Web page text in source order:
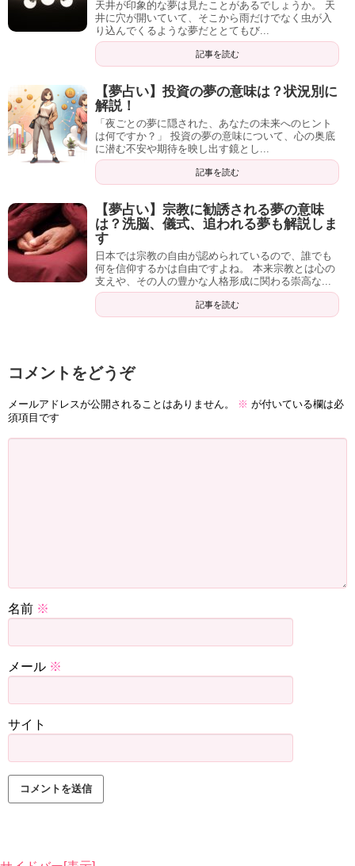
天井が印象的な夢は見たことがあるでしょうか。 天
井に穴が開いていて、そこから雨だけでなく虫が入
り込んでくるような夢だととてもび...
記事を読む
【夢占い】投資の夢の意味は？状況別に
解説！
「夜ごとの夢に隠された、あなたの未来へのヒント
は何ですか？」 投資の夢の意味について、心の奥底
に潜む不安や期待を映し出す鏡とし...
記事を読む
【夢占い】宗教に勧誘される夢の意味
は？洗脳、儀式、追われる夢も解説しま
す
日本では宗教の自由が認められているので、誰でも
何を信仰するかは自由ですよね。 本来宗教とは心の
支えや、その人の豊かな人格形成に関わる崇高な...
記事を読む
コメントをどうぞ
メールアドレスが公開されることはありません。 ※ が付いている欄は必
須項目です
名前 ※
メール ※
サイト